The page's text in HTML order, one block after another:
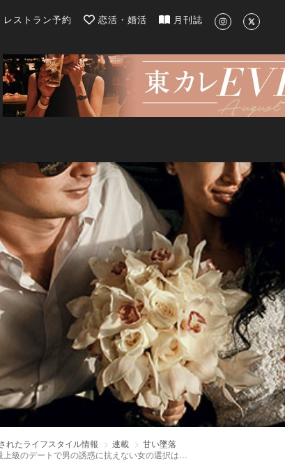
カレンダー | 最新のグルメ、洗練されたライフスタイル情報
レストラン予約 恋活・婚活 月刊誌
れたライフスタイル情報 連載
甘い墜落
級のデートで男の誘惑に抗えない女の選択は…